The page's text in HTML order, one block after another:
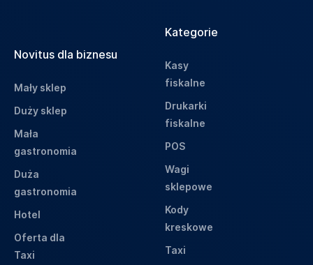
Novitus dla biznesu
Mały sklep
Duży sklep
Mała
gastronomia
Duża
gastronomia
Hotel
Oferta dla
Taxi
Kategorie
Kasy
fiskalne
Drukarki
fiskalne
POS
Wagi
sklepowe
Kody
kreskowe
Taxi